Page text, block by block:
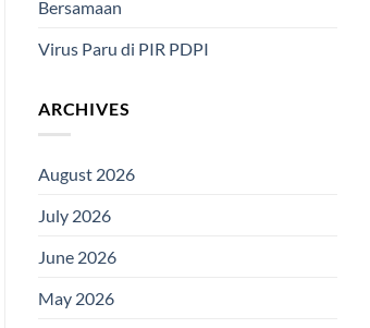
Bersamaan
Virus Paru di PIR PDPI
ARCHIVES
August 2026
July 2026
June 2026
May 2026